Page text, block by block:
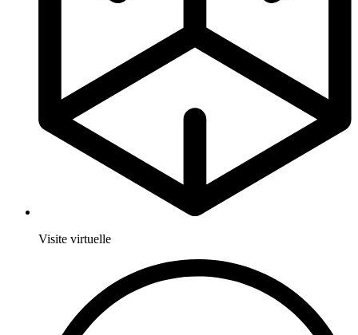
Visite virtuelle